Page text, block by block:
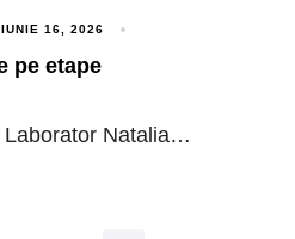
IUNIE 16, 2026
pe etape
Laborator Natalia…